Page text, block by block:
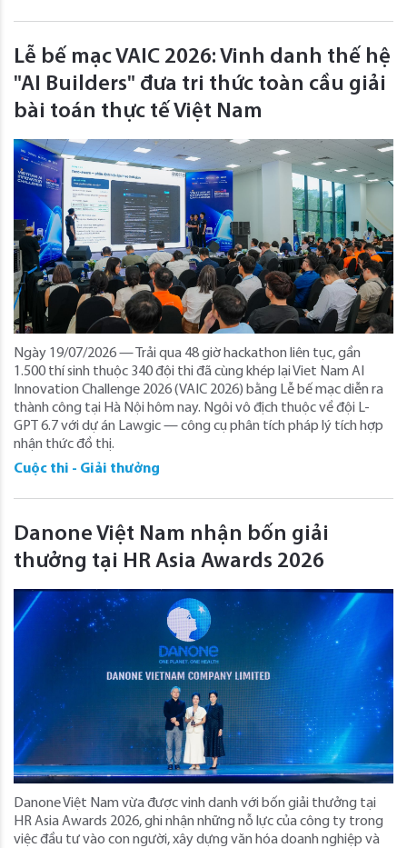
Lễ bế mạc VAIC 2026: Vinh danh thế hệ
"AI Builders" đưa tri thức toàn cầu giải
bài toán thực tế Việt Nam
Ngày 19/07/2026 — Trải qua 48 giờ hackathon liên tục, gần
1.500 thí sinh thuộc 340 đội thi đã cùng khép lại Viet Nam AI
Innovation Challenge 2026 (VAIC 2026) bằng Lễ bế mạc diễn ra
thành công tại Hà Nội hôm nay. Ngôi vô địch thuộc về đội L-
GPT 6.7 với dự án Lawgic — công cụ phân tích pháp lý tích hợp
nhận thức đồ thị.
Cuộc thi - Giải thưởng
Danone Việt Nam nhận bốn giải
thưởng tại HR Asia Awards 2026
Danone Việt Nam vừa được vinh danh với bốn giải thưởng tại
HR Asia Awards 2026, ghi nhận những nỗ lực của công ty trong
việc đầu tư vào con người, xây dựng văn hóa doanh nghiệp và